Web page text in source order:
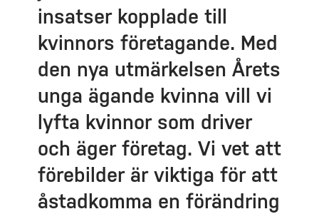
insatser kopplade till
kvinnors företagande. Med
den nya utmärkelsen Årets
unga ägande kvinna vill vi
lyfta kvinnor som driver
och äger företag. Vi vet att
förebilder är viktiga för att
åstadkomma en förändring